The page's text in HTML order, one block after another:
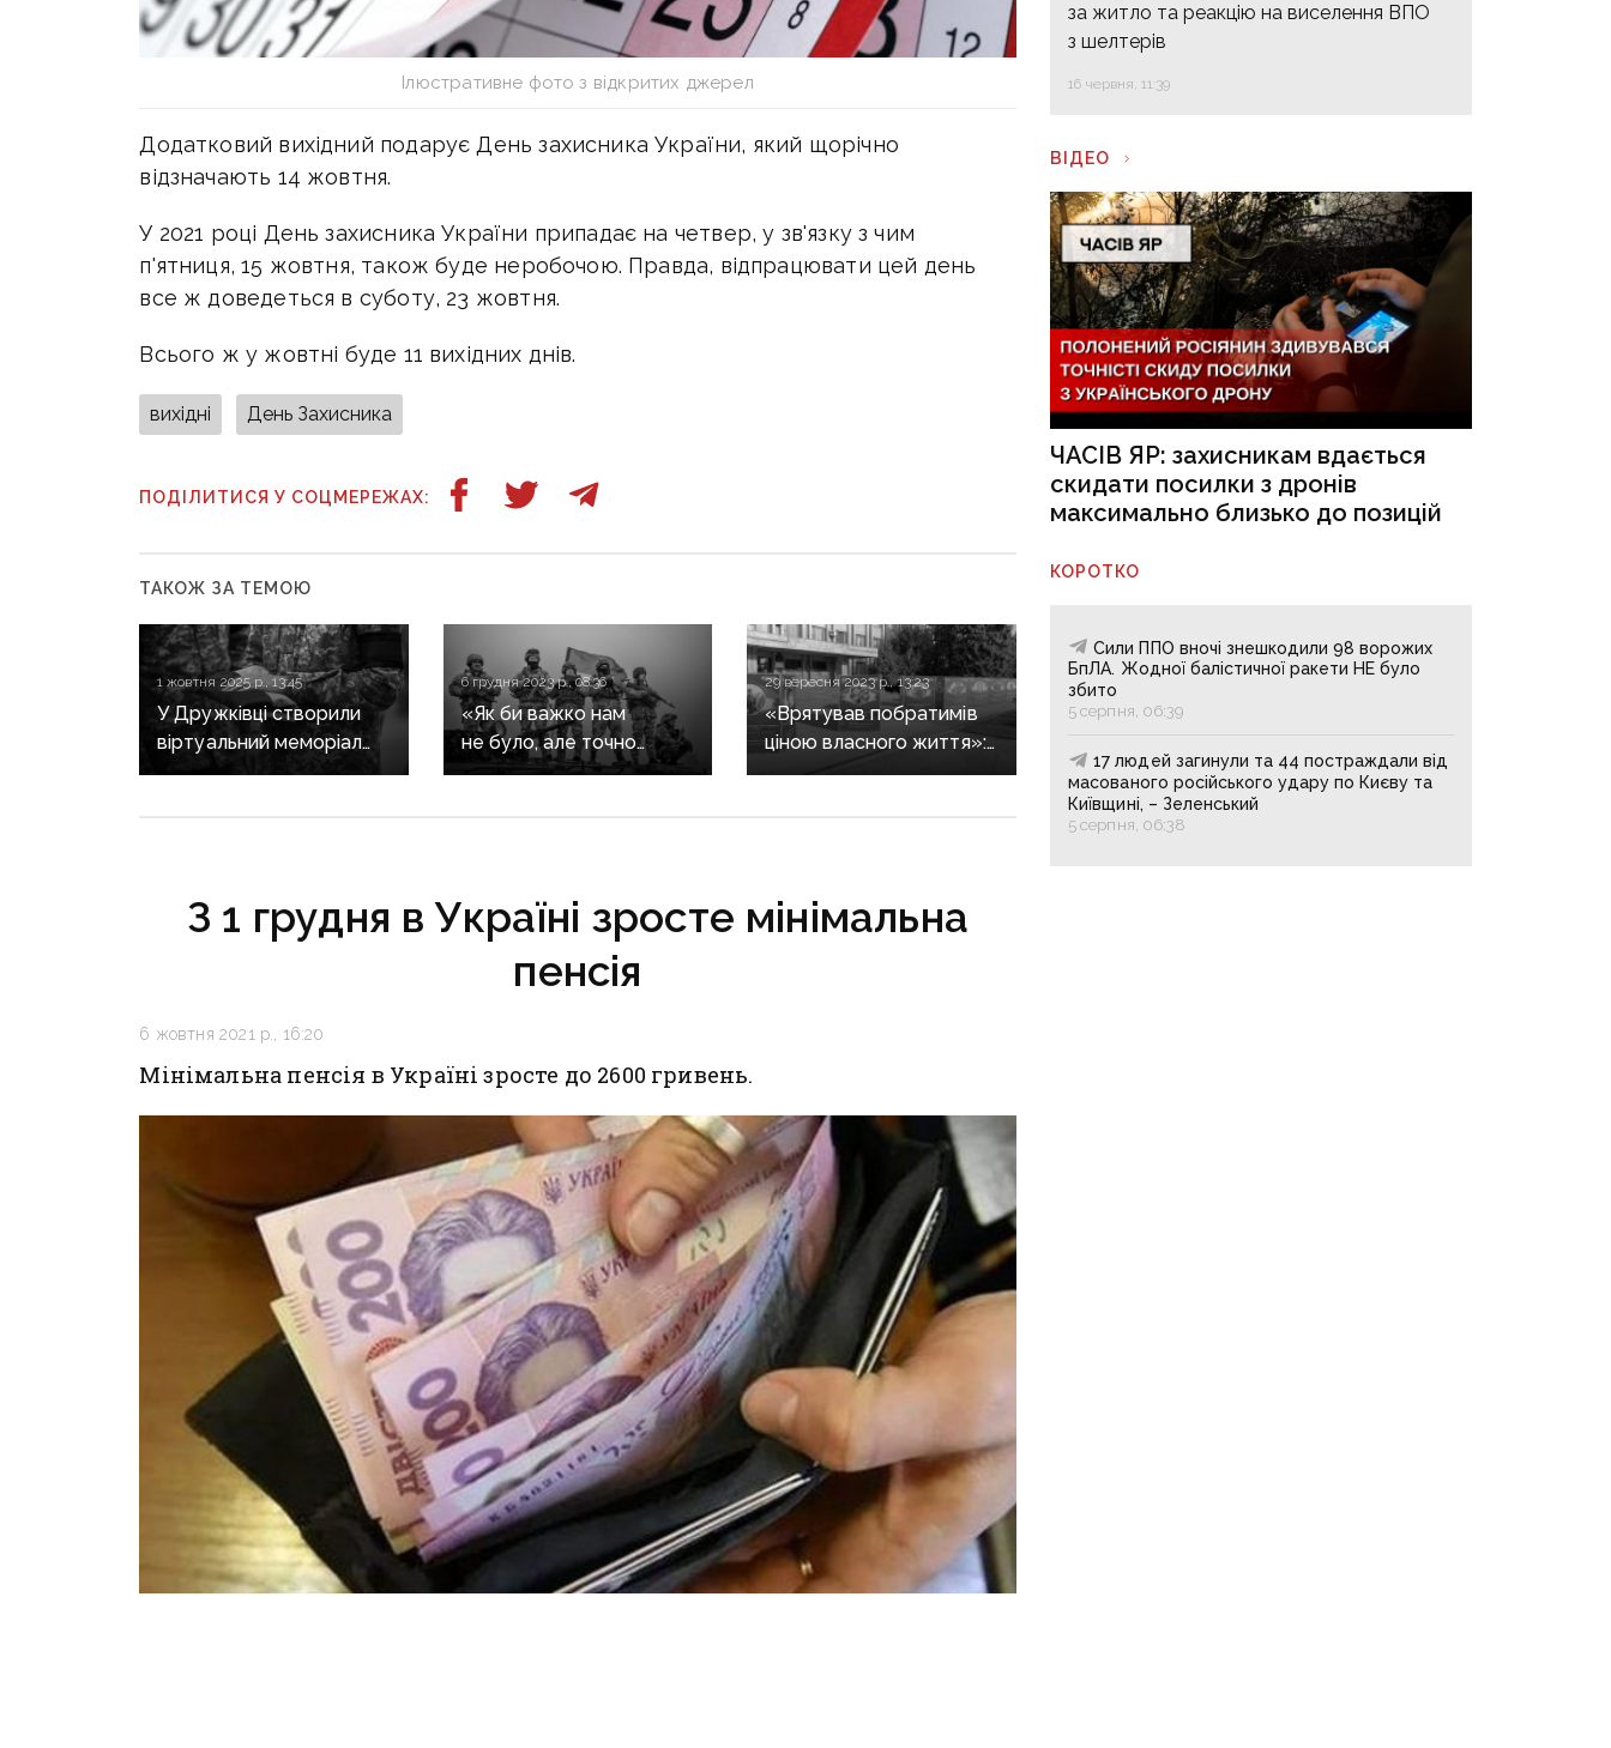
Ілюстративне фото з відкритих джерел
Додатковий вихідний подарує День захисника України, який щорічно
відзначають 14 жовтня.
У 2021 році День захисника України припадає на четвер, у зв'язку з чим
п'ятниця, 15 жовтня, також буде неробочою. Правда, відпрацювати цей день
все ж доведеться в суботу, 23 жовтня.
Всього ж у жовтні буде 11 вихідних днів.
вихідні День Захисника
ПОДІЛИТИСЯ У СОЦМЕРЕЖАХ:
ТАКОЖ ЗА ТЕМОЮ
1 жовтня 2025 р., 13:45
У Дружківці створили
віртуальний меморіал
загиблих Героїв
6 грудня 2023 р., 08:36
«Як би важко нам
не було, але точно
не буде соромно»:
29 вересня 2023 р., 13:23
«Врятував побратимів
ціною власного життя»:
у Слов’янську відкрили
З 1 грудня в Україні зросте мінімальна
пенсія
6 жовтня 2021 р., 16:20
Мінімальна пенсія в Україні зросте до 2600 гривень.
за житло та реакцію на виселення ВПО
з шелтерів
16 червня, 11:39
ВІДЕО
ЧАСІВ ЯР: захисникам вдається
скидати посилки з дронів
максимально близько до позицій
КОРОТКО
Сили ППО вночі знешкодили 98 ворожих
БпЛА. Жодної балістичної ракети НЕ було
збито
5 серпня, 06:39
17 людей загинули та 44 постраждали від
масованого російського удару по Києву та
Київщині, – Зеленський
5 серпня, 06:38